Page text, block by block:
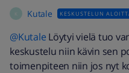
Kutale KESKUSTELUN
@Kutale Löytyi vielä tuo
keskustelu niin kävin sen
toimenpiteen niin jos nyt